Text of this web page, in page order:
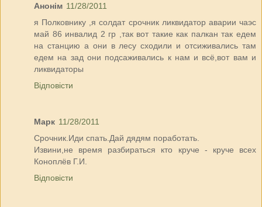
Анонім 11/28/2011
я Полковнику ,я солдат срочник ликвидатор аварии чаэс
май 86 инвалид 2 гр ,так вот такие как палкан так едем
на станцию а они в лесу сходили и отсиживались там
едем на зад они подсаживались к нам и всё,вот вам и
ликвидаторы
Відповісти
Марк 11/28/2011
Срочник.Иди спать.Дай дядям поработать.
Извини,не время разбираться кто круче - круче всех
Коноплёв Г.И.
Відповісти